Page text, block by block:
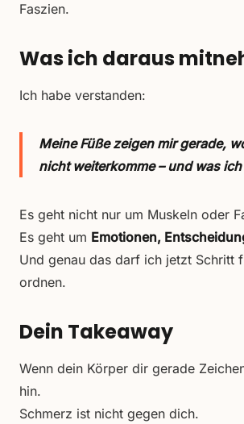
Faszien.
Was ich daraus
Ich habe verstanden:
Meine Füße zeigen mir gerade,
nicht weiterkomme – und was
Es geht nicht nur um Muskeln oder
Es geht um Emotionen,
Und genau das darf ich jetzt Schritt
ordnen.
Dein Takeaway
Wenn dein Körper dir gerade
hin.
Schmerz ist nicht gegen dich.